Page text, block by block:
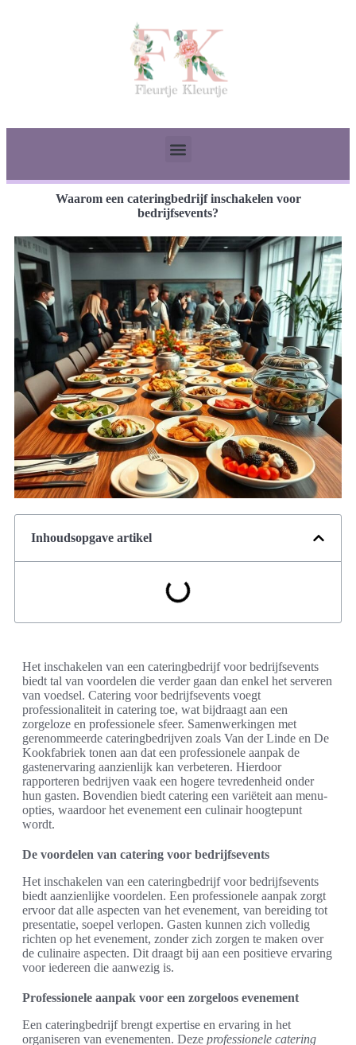
Waarom een cateringbedrijf inschakelen voor
bedrijfsevents?
Inhoudsopgave artikel
Het inschakelen van een cateringbedrijf voor bedrijfsevents
biedt tal van voordelen die verder gaan dan enkel het serveren
van voedsel. Catering voor bedrijfsevents voegt
professionaliteit in catering toe, wat bijdraagt aan een
zorgeloze en professionele sfeer. Samenwerkingen met
gerenommeerde cateringbedrijven zoals Van der Linde en De
Kookfabriek tonen aan dat een professionele aanpak de
gastenervaring aanzienlijk kan verbeteren. Hierdoor
rapporteren bedrijven vaak een hogere tevredenheid onder
hun gasten. Bovendien biedt catering een variëteit aan menu-
opties, waardoor het evenement een culinair hoogtepunt
wordt.
De voordelen van catering voor bedrijfsevents
Het inschakelen van een cateringbedrijf voor bedrijfsevents
biedt aanzienlijke voordelen. Een professionele aanpak zorgt
ervoor dat alle aspecten van het evenement, van bereiding tot
presentatie, soepel verlopen. Gasten kunnen zich volledig
richten op het evenement, zonder zich zorgen te maken over
de culinaire aspecten. Dit draagt bij aan een positieve ervaring
voor iedereen die aanwezig is.
Professionele aanpak voor een zorgeloos evenement
Een cateringbedrijf brengt expertise en ervaring in het
organiseren van evenementen. Deze professionele catering